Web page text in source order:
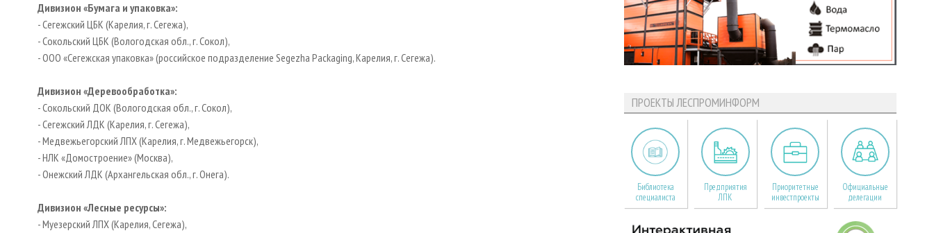
Дивизион «Бумага и упаковка»:
- Сегежский ЦБК (Карелия, г. Сегежа),
- Сокольский ЦБК (Вологодская обл., г. Сокол),
- ООО «Сегежская упаковка» (российское подразделение Segezha Packaging, Карелия, г. Сегежа).
Дивизион «Деревообработка»:
- Сокольский ДОК (Вологодская обл., г. Сокол),
- Сегежский ЛДК (Карелия, г. Сегежа),
- Медвежьегорский ЛПХ (Карелия, г. Медвежьегорск),
- НЛК «Домостроение» (Москва),
- Онежский ЛДК (Архангельская обл., г. Онега).
Дивизион «Лесные ресурсы»:
- Муезерский ЛПХ (Карелия, Сегежа),
ПРОЕКТЫ ЛЕСПРОМИНФОРМ
Библиотека
специалиста
Предприятия
ЛПК
Приоритетные
инвестпроекты
Официальные
делегации